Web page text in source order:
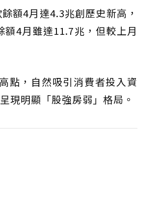
額4月達4.3兆創歷史新高，
4月雖達11.7兆，但較上月
點，自然吸引消費者投入資
現明顯「股強房弱」格局。